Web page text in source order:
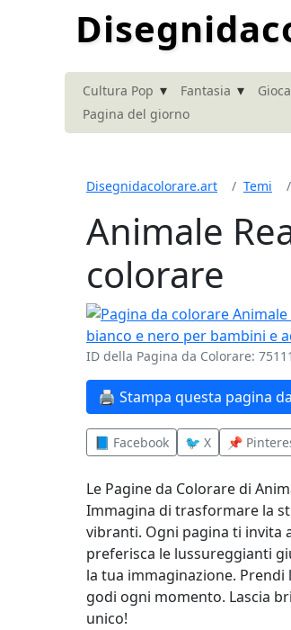
Cultura Pop ▾ Fantasia ▾
Pagina del giorno
Disegnidacolorare.art Temi
Animale
colorare
ID della Pagina da Colorare:
🖨️ Stampa questa pagina
📘 Facebook 🐦 X 📌
Le Pagine da Colorare di
Immagina di trasformare la
vibranti. Ogni pagina ti invita
preferisca le lussureggianti
la tua immaginazione.
godi ogni momento. Lascia
unico!